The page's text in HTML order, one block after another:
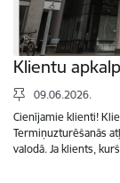
Klientu
09.06.2026.
Cienījamie klienti!
Termiņuzturēšanās
valodā. Ja klients,